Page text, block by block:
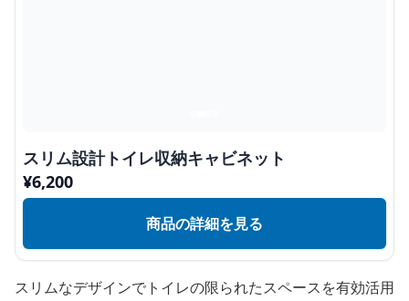
スリム設計トイレ収納キャビネット
¥6,200
商品の詳細を見る
スリムなデザインでトイレの限られたスペースを有効活用